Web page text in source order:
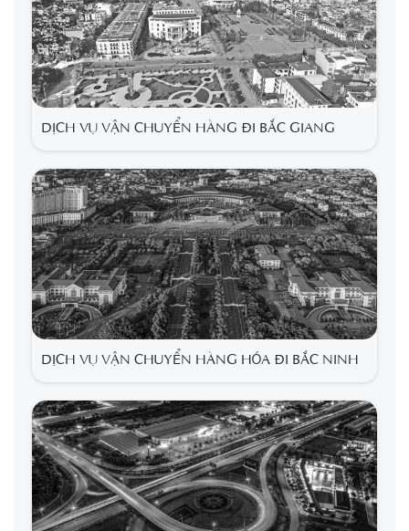
DỊCH VỤ VẬN CHUYỂN HÀNG ĐI BẮC GIANG
DỊCH VỤ VẬN CHUYỂN HÀNG HÓA ĐI BẮC NINH